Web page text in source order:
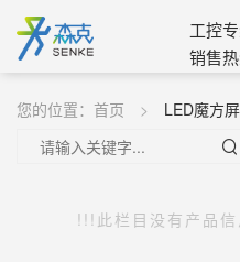
工控专
销售热
您的位置： 首页 LED魔方屏
!!!此栏目没有产品